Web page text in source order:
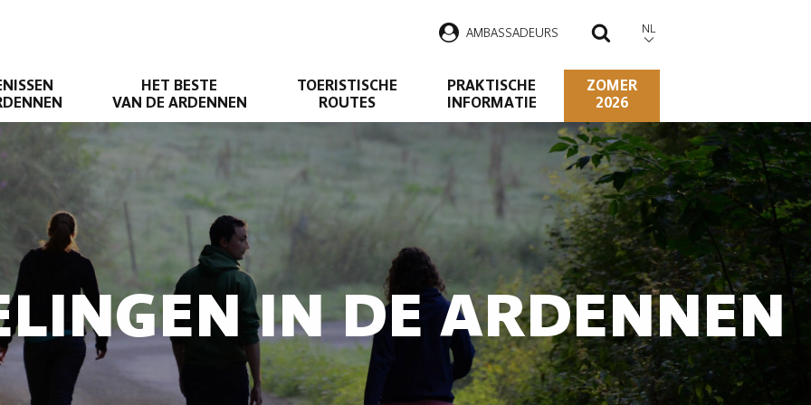
AMBASSADEURS ZOEKEN
NL
HET BESTE
VAN DE ARDENNEN
TOERISTISCHE
ROUTES
PRAKTISCHE
INFORMATIE
ZOMER
2026
IN DE ARDENNEN